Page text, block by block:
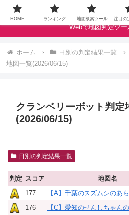
ドラクエウォークの宝の地図をクラン
Webで地図判定ツー
ホーム 日別の判定結果一覧
地図一覧(2026/06/15)
クランベリーボット判定
(2026/06/15)
日別の判定結果一覧
判定 スコア 地図名
177
【A】千葉のスズムシのあ
176
【C】愛知のせんしちゃん
HOME ランキング 地図検索ツール 注目の